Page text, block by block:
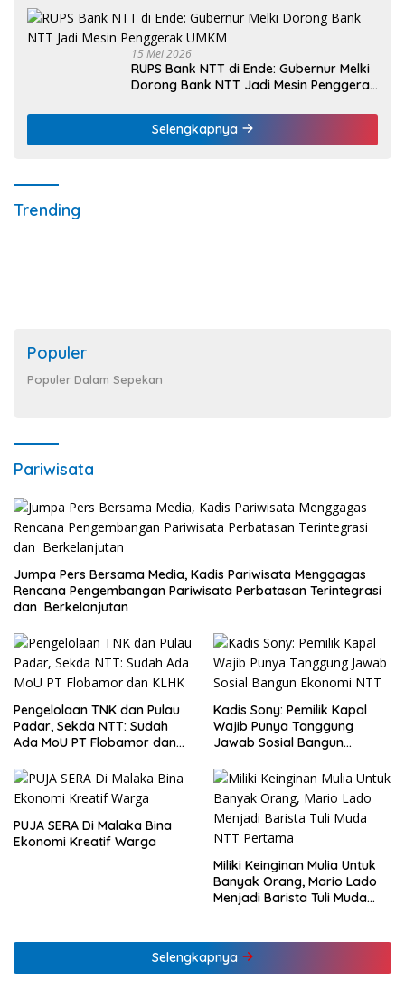
15 Mei 2026
RUPS Bank NTT di Ende: Gubernur Melki
Dorong Bank NTT Jadi Mesin Penggerak
Selengkapnya
Trending
Populer
Populer Dalam Sepekan
Pariwisata
Jumpa Pers Bersama Media, Kadis Pariwisata Menggagas
Rencana Pengembangan Pariwisata Perbatasan Terintegrasi
dan Berkelanjutan
Pengelolaan TNK dan Pulau
Padar, Sekda NTT: Sudah
Ada MoU PT Flobamor dan
Kadis Sony: Pemilik Kapal
Wajib Punya Tanggung
Jawab Sosial Bangun
PUJA SERA Di Malaka Bina
Ekonomi Kreatif Warga
Miliki Keinginan Mulia Untuk
Banyak Orang, Mario Lado
Menjadi Barista Tuli Muda
Selengkapnya